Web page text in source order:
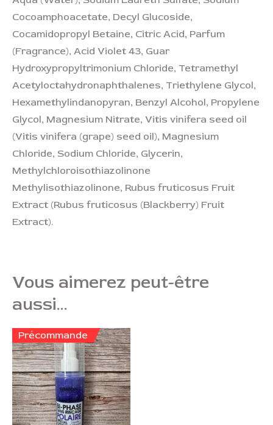
Cocoamphoacetate, Decyl Glucoside,
Cocamidopropyl Betaine, Citric Acid, Parfum
(Fragrance), Acid Violet 43, Guar
Hydroxypropyltrimonium Chloride, Tetramethyl
Acetyloctahydronaphthalenes, Triethylene Glycol,
Hexamethylindanopyran, Benzyl Alcohol, Propylene
Glycol, Magnesium Nitrate, Vitis vinifera seed oil
(Vitis vinifera (grape) seed oil), Magnesium
Chloride, Sodium Chloride, Glycerin,
Methylchloroisothiazolinone
Methylisothiazolinone, Rubus fruticosus Fruit
Extract (Rubus fruticosus (Blackberry) Fruit
Extract).
Vous aimerez peut-être
aussi…
Précommande